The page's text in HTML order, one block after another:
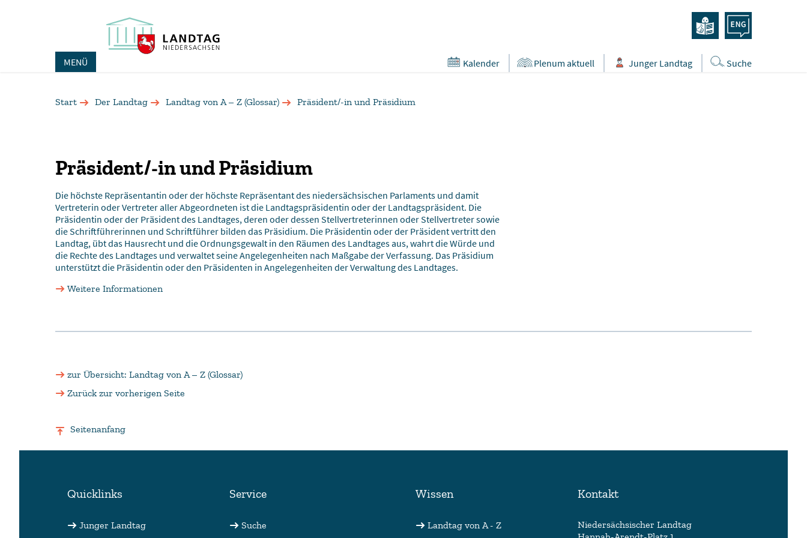
MENÜ Kalender Plenum aktuell Junger Landtag Suche
Start Der Landtag Landtag von A – Z (Glossar) Präsident/-in und Präsidium
Präsident/-in und Präsidium
Die höchste Repräsentantin oder der höchste Repräsentant des niedersächsischen Parlaments und damit
Vertreterin oder Vertreter aller Abgeordneten ist die Landtagspräsidentin oder der Landtagspräsident. Die
Präsidentin oder der Präsident des Landtages, deren oder dessen Stellvertreterinnen oder Stellvertreter sowie
die Schriftführerinnen und Schriftführer bilden das Präsidium. Die Präsidentin oder der Präsident vertritt den
Landtag, übt das Hausrecht und die Ordnungsgewalt in den Räumen des Landtages aus, wahrt die Würde und
die Rechte des Landtages und verwaltet seine Angelegenheiten nach Maßgabe der Verfassung. Das Präsidium
unterstützt die Präsidentin oder den Präsidenten in Angelegenheiten der Verwaltung des Landtages.
Weitere Informationen
zur Übersicht: Landtag von A – Z (Glossar)
Zurück zur vorherigen Seite
Seitenanfang
Quicklinks
Junger Landtag
Service
Suche
Wissen
Landtag von A - Z
Kontakt
Niedersächsischer Landtag